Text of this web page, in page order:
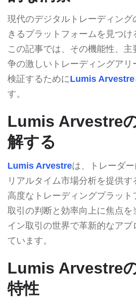
現代のデジタルトレーディン
きるプラットフォームを見つけ
この記事では、その機能性、
争の激しいトレーディングアリ
検証するためにLumis Arvestre
す。
Lumis Arvestre
解する
Lumis Arvestreは、トレーダ
リアルタイム市場分析を提供
高度なトレーディングプラット
取引の判断と効率向上に焦点を
イン取引の世界で革新的なア
ています。
Lumis Arvestre
特性